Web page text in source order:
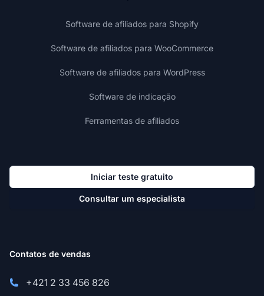
Software de afiliados para Shopify
Software de afiliados para WooCommerce
Software de afiliados para WordPress
Software de indicação
Ferramentas de afiliados
Iniciar teste gratuito
Consultar um especialista
Contatos de vendas
+421 2 33 456 826